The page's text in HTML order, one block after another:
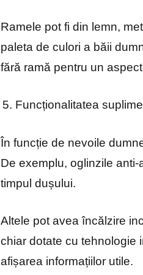
Ramele pot fi din lemn,
paleta de culori a băii
fără ramă pentru un
Funcționalitatea
În funcție de nevoile
De exemplu, oglinzile
timpul dușului.
Altele pot avea încălzire
chiar dotate cu tehnologie
afișarea informațiilor utile.